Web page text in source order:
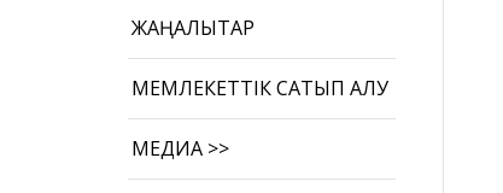
ЖАҢАЛЫҚТАР
МЕМЛЕКЕТТІК САТЫП АЛУ
МЕДИА >>